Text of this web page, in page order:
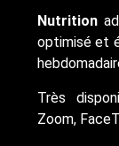
Nutrition
optimisé et
Très
Zoom,